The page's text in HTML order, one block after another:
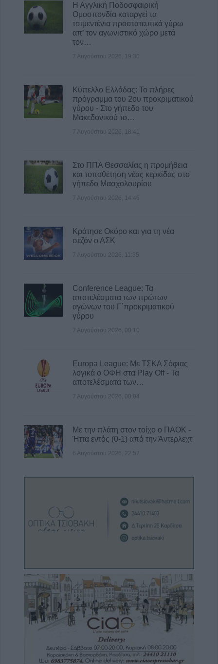
Η Αγγλική Ποδοσφαιρική
Ομοσπονδία καταργεί τα
τσιμεντένια προστατευτικά γύρω
απ’ τον αγωνιστικό χώρο μετά
τον…
7 Αυγούστου 2026, 19:30
Κύπελλο Ελλάδας: Το πλήρες
πρόγραμμα του 2ου προκριματικού
γύρου - Στο γήπεδο του
Μακεδονικού το…
7 Αυγούστου 2026, 18:41
Στο ΠΠΑ Θεσσαλίας η προμήθεια
και τοποθέτηση νέας κερκίδας στο
γήπεδο Μασχολουρίου
7 Αυγούστου 2026, 14:46
Κράτησε Οκόρο και για τη νέα
σεζόν ο ΑΣΚ
7 Αυγούστου 2026, 11:35
Conference League: Τα
αποτελέσματα των πρώτων
αγώνων του Γ΄προκριματικού
γύρου
7 Αυγούστου 2026, 00:10
Europa League: Με ΤΣΚΑ Σόφιας
λογικά ο ΟΦΗ στα Play Off - Τα
αποτελέσματα των…
7 Αυγούστου 2026, 00:04
Με την πλάτη στον τοίχο ο ΠΑΟΚ -
Ήττα εντός (0-1) από την Άντερλεχτ
6 Αυγούστου 2026, 22:57